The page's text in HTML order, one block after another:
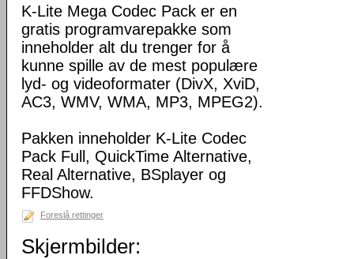
K-Lite Mega Codec Pack er en
gratis programvarepakke som
inneholder alt du trenger for å
kunne spille av de mest populære
lyd- og videoformater (DivX, XviD,
AC3, WMV, WMA, MP3, MPEG2).
Pakken inneholder K-Lite Codec
Pack Full, QuickTime Alternative,
Real Alternative, BSplayer og
FFDShow.
Foreslå rettinger
Skjermbilder: